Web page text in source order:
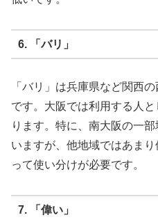
6. 「バリ」
「バリ」は兵庫県など関西
です。大阪では利用する人
ります。特に、南大阪の一
いますが、他地域ではあま
って使い分けが必要です。
7. 「偉い」